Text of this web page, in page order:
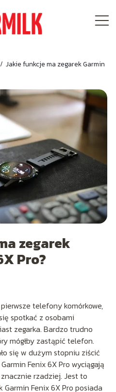
/ Jakie funkcje ma zegarek Garmin
zegarek
Pro?
telefony komórkowe,
spotkać z osobami
zegarka. Bardzo trudno
mógłby zastąpić telefon.
się w dużym stopniu ziścić
Fenix 6X Pro wyciągają
rzadziej. Jest to
Fenix 6X Pro posiada